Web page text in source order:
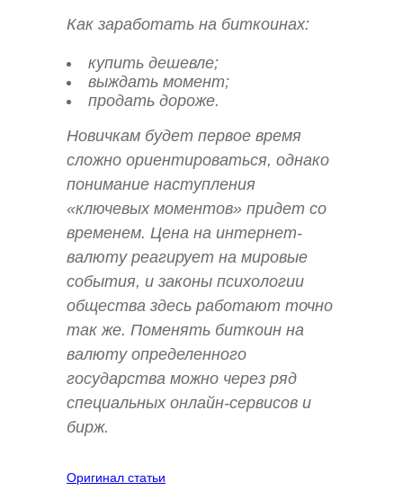
Как заработать на биткоинах:
купить дешевле;
выждать момент;
продать дороже.
Новичкам будет первое время
сложно ориентироваться, однако
понимание наступления
«ключевых моментов» придет со
временем. Цена на интернет-
валюту реагирует на мировые
события, и законы психологии
общества здесь работают точно
так же. Поменять биткоин на
валюту определенного
государства можно через ряд
специальных онлайн-сервисов и
бирж.
Оригинал статьи